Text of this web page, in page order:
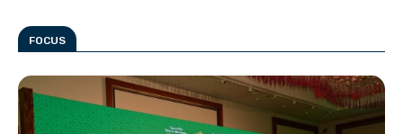
FOCUS